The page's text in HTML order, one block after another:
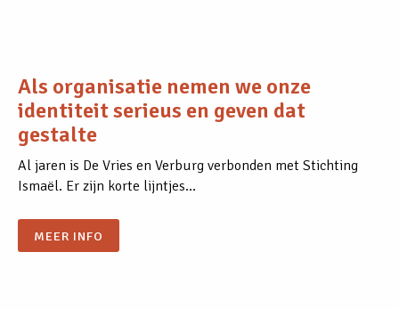
Als organisatie nemen we onze
identiteit serieus en geven dat
gestalte
Al jaren is De Vries en Verburg verbonden met Stichting
Ismaël. Er zijn korte lijntjes…
MEER INFO